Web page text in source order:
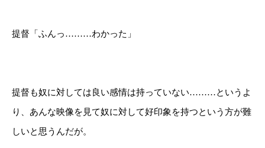
提督「ふんっ………わかった」
提督も奴に対しては良い感情は持っていない………というよ
り、あんな映像を見て奴に対して好印象を持つという方が難
しいと思うんだが。